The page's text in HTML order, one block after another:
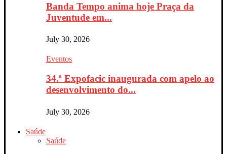
Banda Tempo anima hoje Praça da
Juventude em...
July 30, 2026
Eventos
34.ª Expofacic inaugurada com apelo ao
desenvolvimento do...
July 30, 2026
Saúde
Saúde